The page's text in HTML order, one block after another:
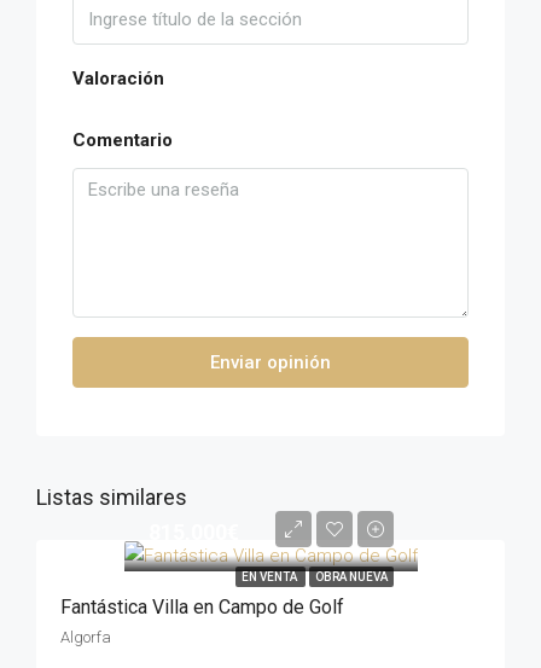
Valoración
Comentario
Enviar opinión
Listas similares
EN VENTA OBRA NUEVA
Fantástica Villa en Campo de Golf
Algorfa